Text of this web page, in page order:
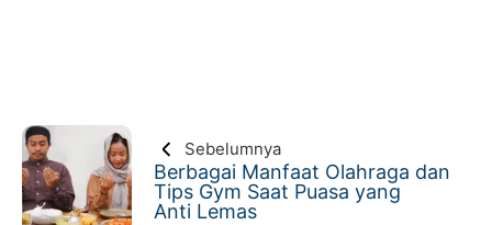
Sebelumnya
Berbagai Manfaat Olahraga dan
Tips Gym Saat Puasa yang
Anti Lemas